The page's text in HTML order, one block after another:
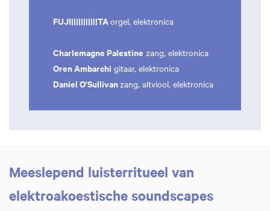
FUJI|||||||||||TAorgel, elektronica
Charlemagne Palestine zang, elektronica
Oren Ambarchi gitaar, elektronica
Daniel O'Sullivanzang, altviool, elektronica
Meeslepend luisterritueel van
elektroakoestische soundscapes